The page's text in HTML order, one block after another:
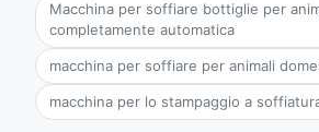
Macchina per soffiare bottiglie per
completamente automatica
macchina per soffiare per animali
macchina per lo stampaggio a